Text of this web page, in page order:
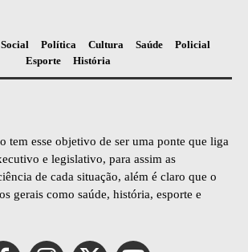
Social Política Cultura Saúde
Policial
Esporte
História
tem esse objetivo de ser uma ponte que liga
e legislativo, para assim as
de cada situação, além é claro que o
gerais como saúde, história, esporte e